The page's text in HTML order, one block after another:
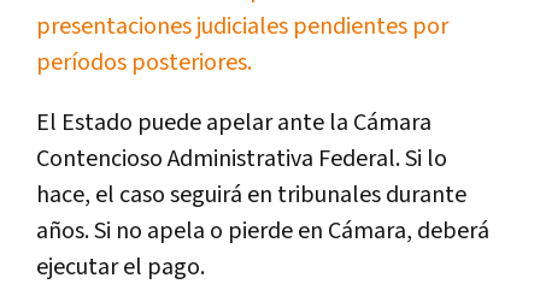
presentaciones judiciales pendientes por
períodos posteriores.
El Estado puede apelar ante la Cámara
Contencioso Administrativa Federal. Si lo
hace, el caso seguirá en tribunales durante
años. Si no apela o pierde en Cámara, deberá
ejecutar el pago.